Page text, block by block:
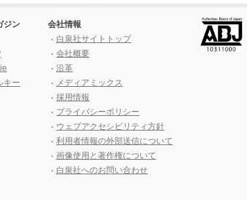
ジン
キー
会社情報
白泉社サイトトップ
会社概要
沿革
メディアミックス
採用情報
プライバシーポリシー
ウェブアクセシビリティ方針
利用者情報の外部送信について
画像使用と著作権について
白泉社へのお問い合わせ